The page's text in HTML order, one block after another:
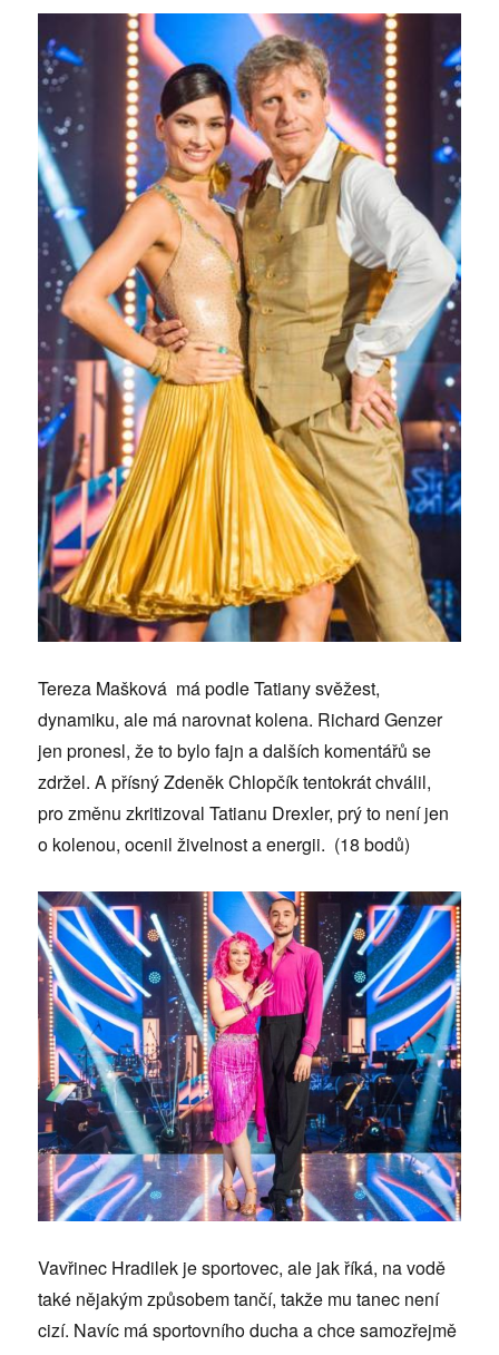
Tereza Mašková má podle Tatiany svěžest,
dynamiku, ale má narovnat kolena. Richard Genzer
jen pronesl, že to bylo fajn a dalších komentářů se
zdržel. A přísný Zdeněk Chlopčík tentokrát chválil,
pro změnu zkritizoval Tatianu Drexler, prý to není jen
o kolenou, ocenil živelnost a energii. (18 bodů)
Vavřinec Hradilek je sportovec, ale jak říká, na vodě
také nějakým způsobem tančí, takže mu tanec není
cizí. Navíc má sportovního ducha a chce samozřejmě